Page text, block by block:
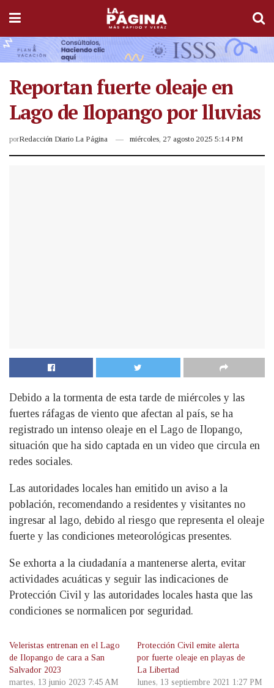
Reportan fuerte oleaje en
Lago de Ilopango por lluvias
porRedacción Diario La Página miércoles, 27 agosto 2025 5:14 PM
Debido a la tormenta de esta tarde de miércoles y las
fuertes ráfagas de viento que afectan al país, se ha
registrado un intenso oleaje en el Lago de Ilopango,
situación que ha sido captada en un video que circula en
redes sociales.
Las autoridades locales han emitido un aviso a la
población, recomendando a residentes y visitantes no
ingresar al lago, debido al riesgo que representa el oleaje
fuerte y las condiciones meteorológicas presentes.
Se exhorta a la ciudadanía a mantenerse alerta, evitar
actividades acuáticas y seguir las indicaciones de
Protección Civil y las autoridades locales hasta que las
condiciones se normalicen por seguridad.
Veleristas entrenan en el Lago
de Ilopango de cara a San
Salvador 2023
martes, 13 junio 2023 7:45 AM
Protección Civil emite alerta
por fuerte oleaje en playas de
La Libertad
lunes, 13 septiembre 2021 1:27 PM